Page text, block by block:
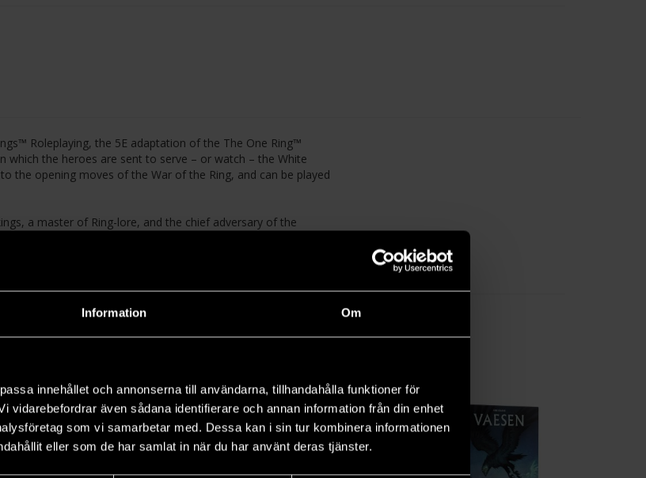
Information Om
innehållet och annonserna till användarna, tillhandahålla funktioner för
vidarebefordrar även sådana identifierare och annan information från din enhet
som vi samarbetar med. Dessa kan i sin tur kombinera informationen
eller som de har samlat in när du har använt deras tjänster.
Roleplaying, the 5E adaptation of the The One Ring™
which the heroes are sent to serve – or watch – the White
the opening moves of the War of the Ring, and can be played
a master of Ring-lore, and the chief adversary of the
before his fall; the treason of Isengard has not begun.
can change the ending and save the White Wizard from
hands!